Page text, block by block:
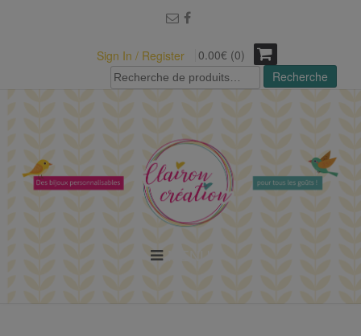
Sign In / Register
0.00€ (0)
Recherche
pour :
Recherche